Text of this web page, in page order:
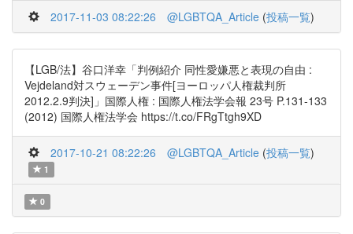
2017-11-03 08:22:26 @LGBTQA_Article (投稿一覧)
【LGB/法】谷口洋幸「判例紹介 同性愛嫌悪と表現の自由 :
Vejdeland対スウェーデン事件[ヨーロッパ人権裁判所
2012.2.9判決]」国際人権 : 国際人権法学会報 23号 P.131-133
(2012) 国際人権法学会 https://t.co/FRgTtgh9XD
2017-10-21 08:22:26 @LGBTQA_Article (投稿一覧)
1
0